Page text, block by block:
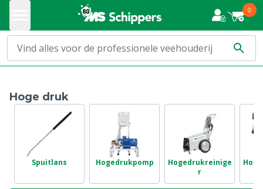
0
Hoge druk
Spuitlans Hogedrukpomp
Hogedrukreinige
r